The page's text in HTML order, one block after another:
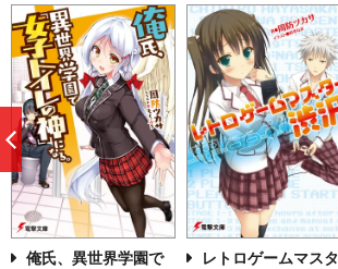
俺氏、異世界学園で
レトロゲームマスタ
前
へ